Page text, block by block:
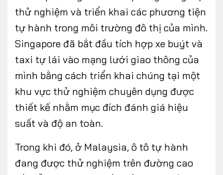
thử nghiệm và triển khai các phương tiện
tự hành trong môi trường đô thị của mình.
Singapore đã bắt đầu tích hợp xe buýt và
taxi tự lái vào mạng lưới giao thông của
mình bằng cách triển khai chúng tại một
khu vực thử nghiệm chuyên dụng được
thiết kế nhằm mục đích đánh giá hiệu
suất và độ an toàn.
Trong khi đó, ở Malaysia, ô tô tự hành
đang được thử nghiệm trên đường cao